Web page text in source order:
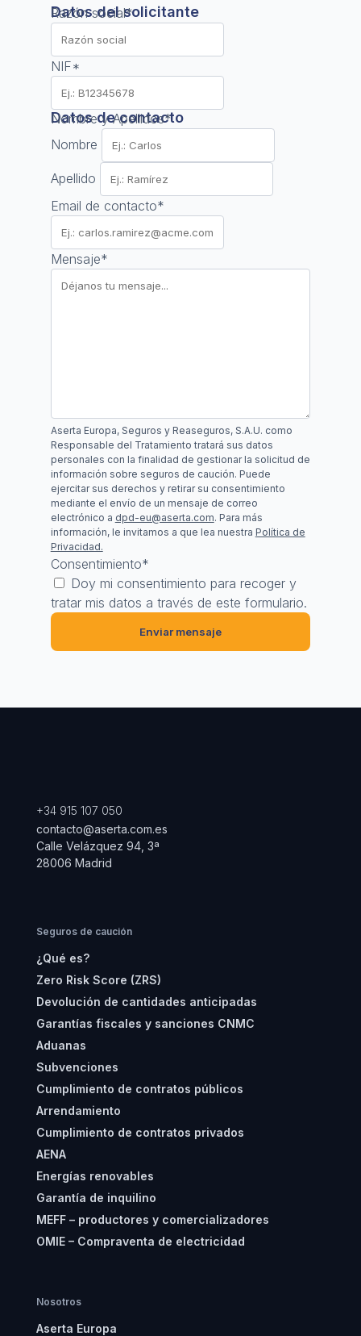
Datos del solicitante
Razón social*
NIF*
Datos de contacto
Nombre y Apellidos*
Nombre
Apellido
Email de contacto*
Mensaje*
Aserta Europa, Seguros y Reaseguros, S.A.U. como
Responsable del Tratamiento tratará sus datos
personales con la finalidad de gestionar la solicitud de
información sobre seguros de caución. Puede
ejercitar sus derechos y retirar su consentimiento
mediante el envío de un mensaje de correo
electrónico a dpd-eu@aserta.com. Para más
información, le invitamos a que lea nuestra Política de
Privacidad.
Consentimiento*
Doy mi consentimiento para recoger y
tratar mis datos a través de este formulario.
+34 915 107 050
contacto@aserta.com.es
Calle Velázquez 94, 3ª
28006 Madrid
Seguros de caución
¿Qué es?
Zero Risk Score (ZRS)
Devolución de cantidades anticipadas
Garantías fiscales y sanciones CNMC
Aduanas
Subvenciones
Cumplimiento de contratos públicos
Arrendamiento
Cumplimiento de contratos privados
AENA
Energías renovables
Garantía de inquilino
MEFF – productores y comercializadores
OMIE – Compraventa de electricidad
Nosotros
Aserta Europa